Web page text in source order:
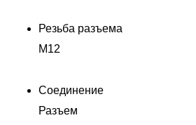
Резьба разъема
M12
Соединение
Разъем